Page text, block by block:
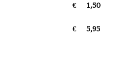
€
1,50
€
5,95